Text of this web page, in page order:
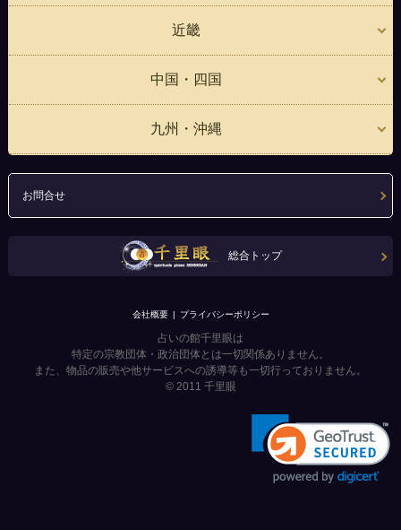
近畿
中国・四国
九州・沖縄
お問合せ
総合トップ
会社概要 プライバシーポリシー
占いの館千里眼は
特定の宗教団体・政治団体とは一切関係ありません。
また、物品の販売や他サービスへの誘導等も一切行っておりません。
© 2011 千里眼